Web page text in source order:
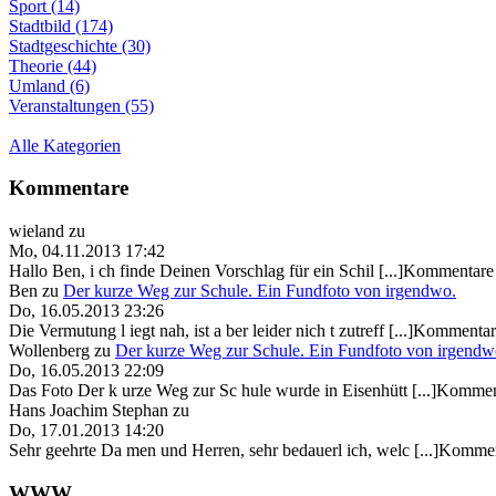
Sport (14)
Stadtbild (174)
Stadtgeschichte (30)
Theorie (44)
Umland (6)
Veranstaltungen (55)
Alle Kategorien
Kommentare
wieland zu
Mo, 04.11.2013 17:42
Hallo Ben, i ch finde Deinen Vorschlag für ein Schil
Ben zu Der kurze Weg zur Schule. Ein Fundfoto von irgendwo.
Do, 16.05.2013 23:26
Die Vermutung l iegt nah, ist a ber leider nich t zutreff
Wollenberg zu Der kurze Weg zur Schule. Ein Fundfoto von
Do, 16.05.2013 22:09
Das Foto Der k urze Weg zur Sc hule wurde in Eisenhütt
Hans Joachim Stephan zu
Do, 17.01.2013 14:20
Sehr geehrte Da men und Herren, sehr bedauerl ich, welc